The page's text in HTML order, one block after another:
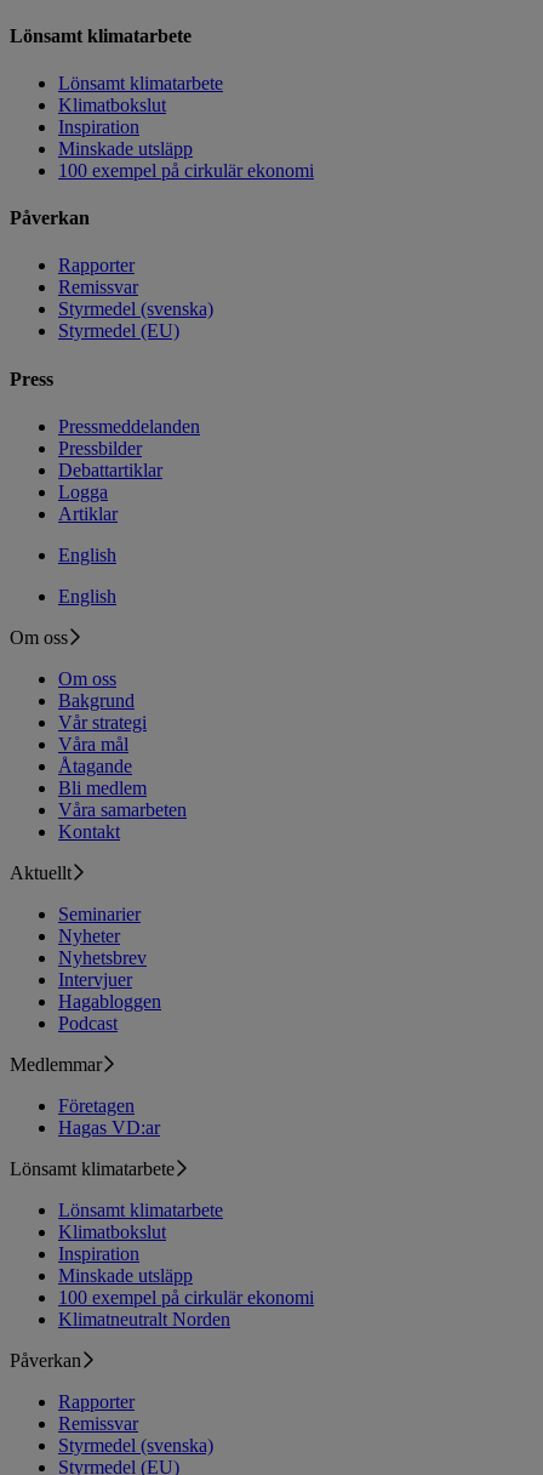
Lönsamt klimatarbete
Lönsamt klimatarbete
Klimatbokslut
Inspiration
Minskade utsläpp
100 exempel på cirkulär ekonomi
Påverkan
Rapporter
Remissvar
Styrmedel (svenska)
Styrmedel (EU)
Press
Pressmeddelanden
Pressbilder
Debattartiklar
Logga
Artiklar
English
English
Om oss
Om oss
Bakgrund
Vår strategi
Våra mål
Åtagande
Bli medlem
Våra samarbeten
Kontakt
Aktuellt
Seminarier
Nyheter
Nyhetsbrev
Intervjuer
Hagabloggen
Podcast
Medlemmar
Företagen
Hagas VD:ar
Lönsamt klimatarbete
Lönsamt klimatarbete
Klimatbokslut
Inspiration
Minskade utsläpp
100 exempel på cirkulär ekonomi
Klimatneutralt Norden
Påverkan
Rapporter
Remissvar
Styrmedel (svenska)
Styrmedel (EU)